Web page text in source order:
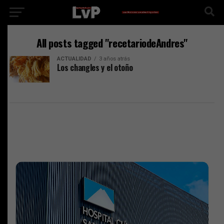
All posts tagged "recetariodeAndres"
ACTUALIDAD 3 años atrás
Los changles y el otoño